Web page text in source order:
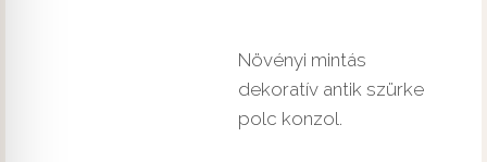
Növényi mintás
dekoratív antik szürke
polc konzol.